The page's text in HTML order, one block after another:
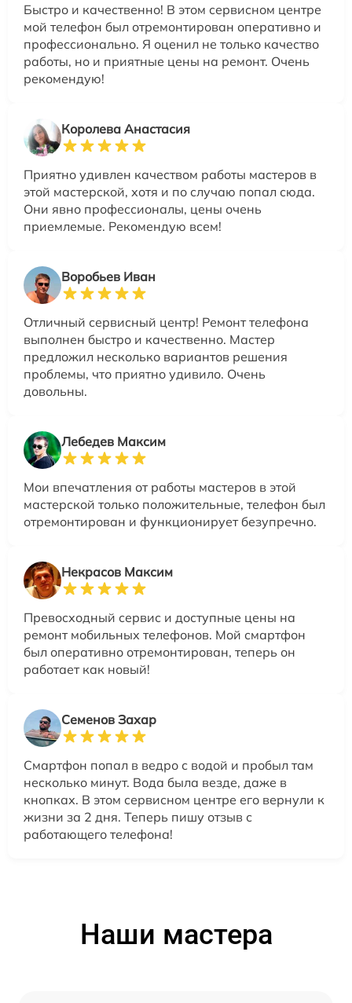
Быстро и качественно! В этом сервисном центре
мой телефон был отремонтирован оперативно и
профессионально. Я оценил не только качество
работы, но и приятные цены на ремонт. Очень
рекомендую!
Королева Анастасия
Приятно удивлен качеством работы мастеров в
этой мастерской, хотя и по случаю попал сюда.
Они явно профессионалы, цены очень
приемлемые. Рекомендую всем!
Воробьев Иван
Отличный сервисный центр! Ремонт телефона
выполнен быстро и качественно. Мастер
предложил несколько вариантов решения
проблемы, что приятно удивило. Очень
довольны.
Лебедев Максим
Мои впечатления от работы мастеров в этой
мастерской только положительные, телефон был
отремонтирован и функционирует безупречно.
Некрасов Максим
Превосходный сервис и доступные цены на
ремонт мобильных телефонов. Мой смартфон
был оперативно отремонтирован, теперь он
работает как новый!
Семенов Захар
Смартфон попал в ведро с водой и пробыл там
несколько минут. Вода была везде, даже в
кнопках. В этом сервисном центре его вернули к
жизни за 2 дня. Теперь пишу отзыв с
работающего телефона!
Наши мастера